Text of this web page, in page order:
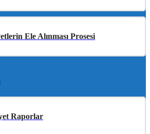
Ele Alınması Prosesi
Raporlar